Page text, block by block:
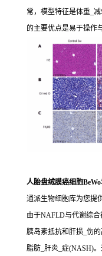
常，模型特征是体重_
的主要优点是易于操作
人胎盘绒膜癌细胞
通派生物细胞库为您提
由于NAFLD与代谢综合
胰岛素抵抗和肝损_伤
脂肪_肝炎_症(NASH)